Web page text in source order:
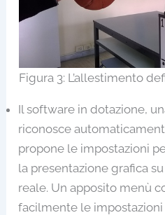
Figura 3: L’allestimento
Il software in dotazione,
riconosce
propone le impostazioni
la presentazione grafica
reale. Un apposito menù
facilmente le